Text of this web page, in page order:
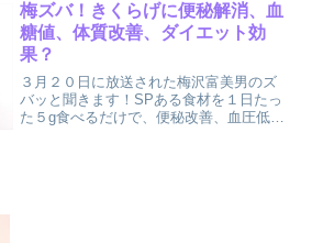
梅ズバ！きくらげに便秘解消、血
糖値、体質改善、ダイエット効
果？
３月２０日に放送された梅沢富美男のズ
バッと聞きます！SPある食材を１日たっ
た５g食べるだけで、便秘改善、血圧低